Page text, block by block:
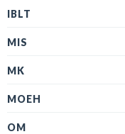
IBLT
MIS
MK
MOEH
OM